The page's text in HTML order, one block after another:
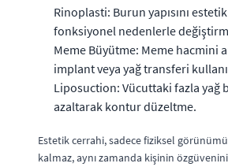
Rinoplasti: Burun yapısını
fonksiyonel nedenlerle
Meme Büyütme: Meme hacmini
implant veya yağ transferi
Liposuction: Vücuttaki fazla yağ
azaltarak kontur düzeltme.
Estetik cerrahi, sadece fiziksel
kalmaz, aynı zamanda kişinin